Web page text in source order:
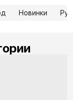
Новинки